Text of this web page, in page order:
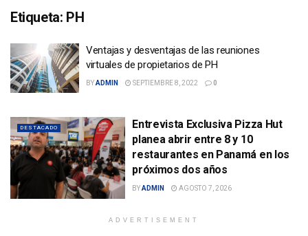
Etiqueta: PH
Ventajas y desventajas de las reuniones
virtuales de propietarios de PH
BYADMIN SEPTIEMBRE 8, 2022 0
DESTACADO
Entrevista Exclusiva Pizza Hut
planea abrir entre 8 y 10
restaurantes en Panamá en los
próximos dos años
BYADMIN AGOSTO 7, 2026
ADVERTISEMENT